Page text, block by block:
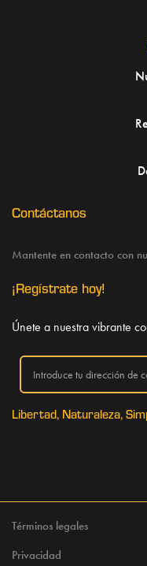
Contáctanos
Mantente en contacto con
¡Regístrate hoy!
Únete a nuestra vibrante
Libertad, Naturaleza,
Términos legales
Privacidad